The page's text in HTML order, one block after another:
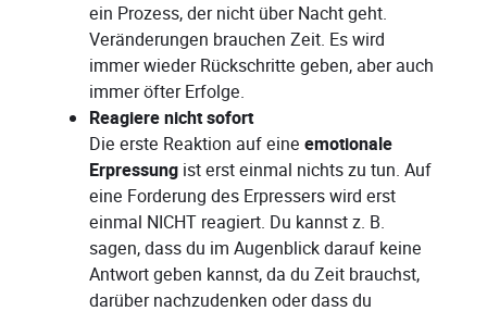
ein Prozess, der nicht über Nacht geht.
Veränderungen brauchen Zeit. Es wird
immer wieder Rückschritte geben, aber auch
immer öfter Erfolge.
Reagiere nicht sofort
Die erste Reaktion auf eine emotionale
Erpressung ist erst einmal nichts zu tun. Auf
eine Forderung des Erpressers wird erst
einmal NICHT reagiert. Du kannst z. B.
sagen, dass du im Augenblick darauf keine
Antwort geben kannst, da du Zeit brauchst,
darüber nachzudenken oder dass du